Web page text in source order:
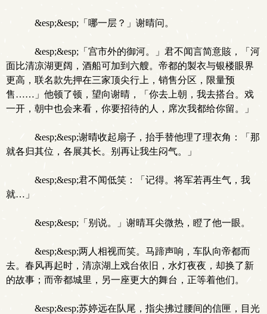
&esp;&esp;「哪一层？」谢晴问。
&esp;&esp;「宫市外的御河。」君不闻言简意賅，「河
面比清凉湖更阔，酒船可加到六艘。帝都的製衣与银楼眼界
更高，联名款先押在三家顶尖行上，销售分区，限量预
售……」他顿了顿，望向谢晴，「你去上朝，我去搭台。戏
一开，朝中也会来看，你要招待的人，席次我都给你留。」
&esp;&esp;谢晴收起扇子，抬手替他理了理衣角：「那
就各归其位，各展其长。别再让我生闷气。」
&esp;&esp;君不闻低笑：「记得。将军若再生气，我
就…」
&esp;&esp;「别说。」谢晴耳尖微热，瞪了他一眼。
&esp;&esp;两人相视而笑。马蹄声响，车队向帝都而
去。春风再起时，清凉湖上戏台依旧，水灯夜夜，却换了新
的故事；而帝都城里，另一座更大的舞台，正等着他们。
&esp;&esp;苏婷远在队尾，指尖拂过腰间的信匣，目光